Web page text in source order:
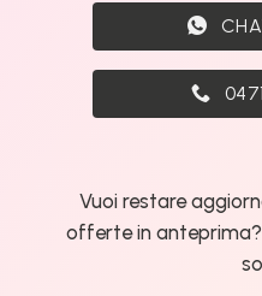
Vuoi restare
offerte in anteprima?